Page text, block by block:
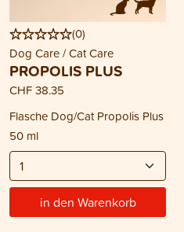
(0)
Dog Care / Cat Care
PROPOLIS PLUS
CHF 38.35
Flasche Dog/Cat Propolis Plus
50 ml
in den Warenkorb